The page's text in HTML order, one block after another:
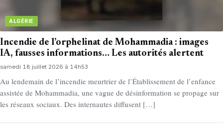
ALGÉRIE
Incendie de l’orphelinat de Mohammadia : images
IA, fausses informations… Les autorités alertent
samedi 18 juillet 2026 à 14h53
Au lendemain de l’incendie meurtrier de l’Établissement de l’enfance
assistée de Mohammadia, une vague de désinformation se propage sur
les réseaux sociaux. Des internautes diffusent […]